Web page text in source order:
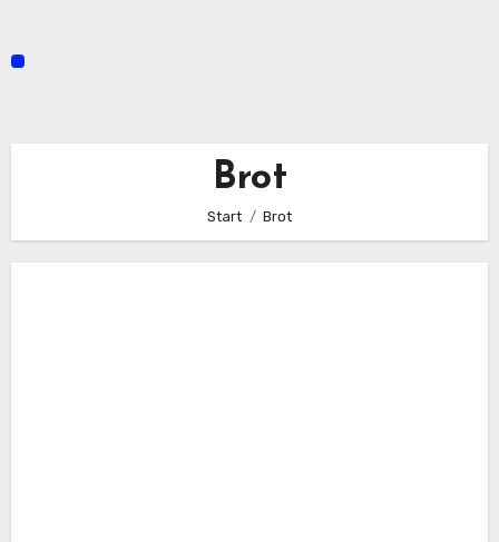
Brot
Start Brot